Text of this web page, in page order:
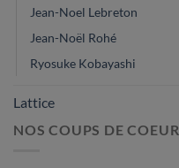
Jean-Noel Lebreton
Jean-Noël Rohé
Ryosuke Kobayashi
Lattice
NOS COUPS DE COEUR